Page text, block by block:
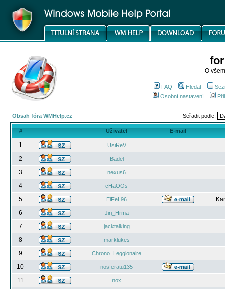
O
FAQ Hledat
Osobní nastavení
Obsah fóra WMHelp.cz Seřadit podle:
# Uživatel E-mail
1 UsiReV
2 Badel
3 nexus6
4 cHaOOs
5 EiFeL96
6
Jiri_Hrma
7 jacktalking
8 marklukes
9 Chrono_Leggionaire
10 nosferatu135
11 nox